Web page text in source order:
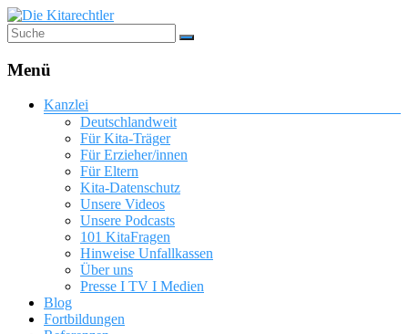
Menü
Kanzlei
Deutschlandweit
Für Kita-Träger
Für Erzieher/innen
Für Eltern
Kita-Datenschutz
Unsere Videos
Unsere Podcasts
101 KitaFragen
Hinweise Unfallkassen
Über uns
Presse I TV I Medien
Blog
Fortbildungen